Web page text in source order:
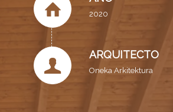
2020
ARQUITECTO
Oneka Arkitektura